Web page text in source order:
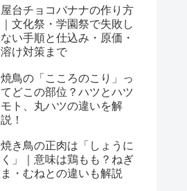
屋台チョコバナナの作り方
｜文化祭・学園祭で失敗し
ない手順と仕込み・原価・
溶け対策まで
焼鳥の「こころのこり」っ
てどこの部位？ハツとハツ
モト、丸ハツの違いを解
説！
焼き鳥の正肉は「しょうに
く」｜意味は鶏もも？ねぎ
ま・むねとの違いも解説